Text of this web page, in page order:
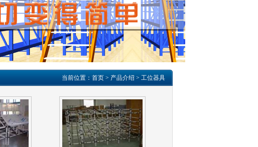
当前位置： 首页> 产品介绍 > 工位器具